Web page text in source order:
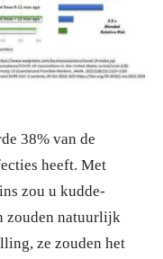
38% van de
heeft. Met
zou u kudde-
zouden natuurlijk
ze zouden het